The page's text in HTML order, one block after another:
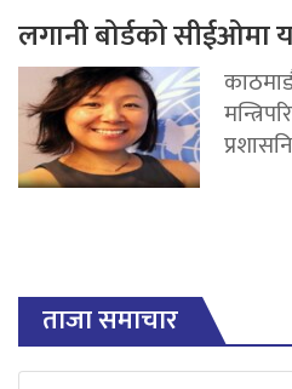
लगानी बोर्डको सीईओमा
ताजा समाचार